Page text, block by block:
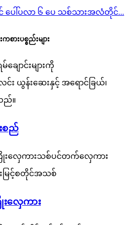
ပေါ်ပလာ ၆ ပေ သစ်သားအလံတိုင်...
ားပစ္စည်းများ
စည်
လှေကား